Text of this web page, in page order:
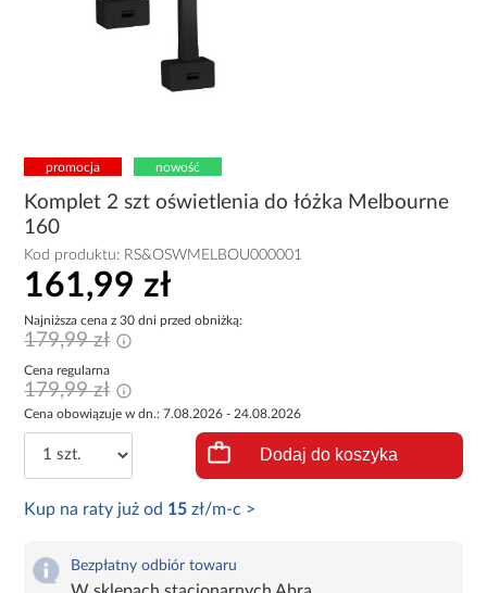
promocja nowość
Komplet 2 szt oświetlenia do łóżka Melbourne
160
Kod produktu: RS&OSWMELBOU000001
161,99 zł
Najniższa cena z 30 dni przed obniżką:
179,99 zł
Cena regularna
179,99 zł
Cena obowiązuje w dn.: 7.08.2026 - 24.08.2026
Dodaj do koszyka
Kup na raty już od 15 zł/m-c >
Bezpłatny odbiór towaru